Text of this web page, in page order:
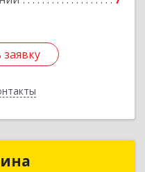
Валентина